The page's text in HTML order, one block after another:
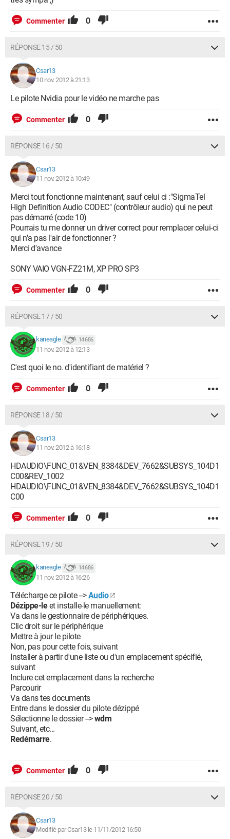
Commenter 0
RÉPONSE 15 / 50
Csar13
10 nov. 2012 à 21:13
Le pilote Nvidia pour le vidéo ne marche pas
Commenter 0
RÉPONSE 16 / 50
Csar13
11 nov. 2012 à 10:49
Merci tout fonctionne maintenant, sauf celui ci :"SigmaTel
High Definition Audio CODEC" (contrôleur audio) qui ne peut
pas démarré (code 10)
Pourrais tu me donner un driver correct pour remplacer celui-ci
qui n'a pas l'air de fonctionner ?
Merci d'avance
SONY VAIO VGN-FZ21M, XP PRO SP3
Commenter 0
RÉPONSE 17 / 50
kaneagle 14 686
11 nov. 2012 à 12:13
C'est quoi le no. d'identifiant de matériel ?
Commenter 0
RÉPONSE 18 / 50
Csar13
11 nov. 2012 à 16:18
HDAUDIO\FUNC_01&VEN_8384&DEV_7662&SUBSYS_104D1
C00&REV_1002
HDAUDIO\FUNC_01&VEN_8384&DEV_7662&SUBSYS_104D1
C00
Commenter 0
RÉPONSE 19 / 50
kaneagle 14 686
11 nov. 2012 à 16:26
Télécharge ce pilote --> Audio
Dézippe-leet installe-le manuellement:
Va dans le gestionnaire de périphériques.
Clic droit sur le périphérique
Mettre à jour le pilote
Non, pas pour cette fois, suivant
Installer à partir d'une liste ou d'un emplacement spécifié,
suivant
Inclure cet emplacement dans la recherche
Parcourir
Va dans tes documents
Entre dans le dossier du pilote dézippé
Sélectionne le dossier -->wdm
Suivant, etc...
Redémarre.
Commenter 0
RÉPONSE 20 / 50
Csar13
Modifié par Csar13 le 11/11/2012 16:50